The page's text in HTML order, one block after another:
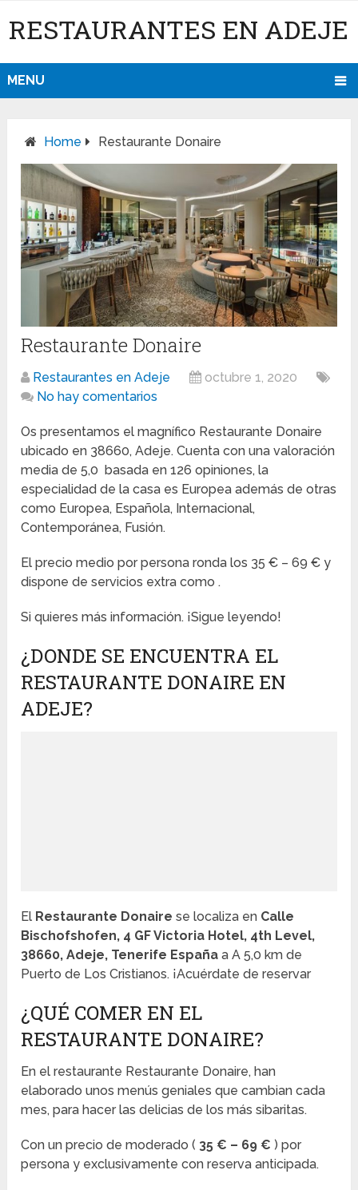
RESTAURANTES EN ADEJE
MENU
Home Restaurante Donaire
Restaurante Donaire
Restaurantes en Adeje
octubre 1, 2020
No hay comentarios
Os presentamos el magnífico Restaurante Donaire
ubicado en 38660, Adeje. Cuenta con una valoración
media de 5,0 basada en 126 opiniones, la
especialidad de la casa es Europea además de otras
como Europea, Española, Internacional,
Contemporánea, Fusión.
El precio medio por persona ronda los 35 € – 69 € y
dispone de servicios extra como .
Si quieres más información. ¡Sigue leyendo!
¿DONDE SE ENCUENTRA EL
RESTAURANTE DONAIRE EN
ADEJE?
El Restaurante Donaire se localiza en Calle
Bischofshofen, 4 GF Victoria Hotel, 4th Level,
38660, Adeje, Tenerife España a A 5,0 km de
Puerto de Los Cristianos. ¡Acuérdate de reservar
¿QUÉ COMER EN EL
RESTAURANTE DONAIRE?
En el restaurante Restaurante Donaire, han
elaborado unos menús geniales que cambian cada
mes, para hacer las delicias de los más sibaritas.
Con un precio de moderado ( 35 € – 69 € ) por
persona y exclusivamente con reserva anticipada.